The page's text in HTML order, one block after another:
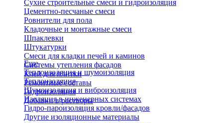
Сухие строительные смеси и гидроизоляция
Цементно-песчаные смеси
Ровнители для пола
Кладочные и монтажные смеси
Шпаклевки
Штукатурки
Смеси для кладки печей и каминов
Системы утепления фасадов
Клей для плитки
Ремонтные составы
Гидроизоляция
Добавки в растворы
Еще
Теплоизоляция и шумоизоляция
Теплоизоляция
Шумоизоляция и виброизоляция
Изоляция в инженерных системах
Гидро-пароизоляция кровли/фасадов
Другие изоляционные материалы